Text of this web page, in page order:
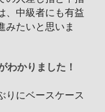
、中級者にも有益
みたいと思いま
わかりました！
りにベースケース